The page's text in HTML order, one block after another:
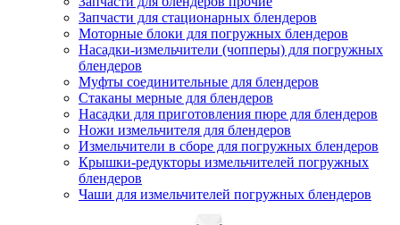
Запчасти для стационарных блендеров
Моторные блоки для погружных блендеров
Насадки-измельчители (чопперы) для погружных
блендеров
Муфты соединительные для блендеров
Стаканы мерные для блендеров
Насадки для приготовления пюре для блендеров
Ножи измельчителя для блендеров
Измельчители в сборе для погружных блендеров
Крышки-редукторы измельчителей погружных
блендеров
Чаши для измельчителей погружных блендеров